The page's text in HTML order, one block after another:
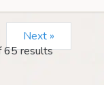
Next »
65results